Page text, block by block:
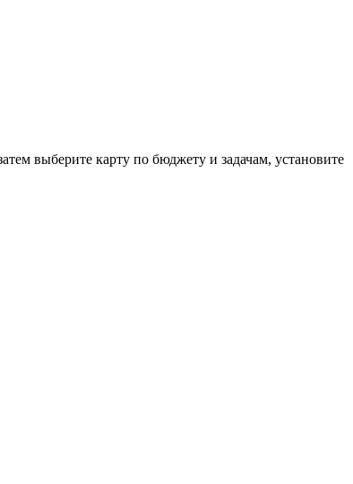
выберите карту по бюджету и задачам, установите